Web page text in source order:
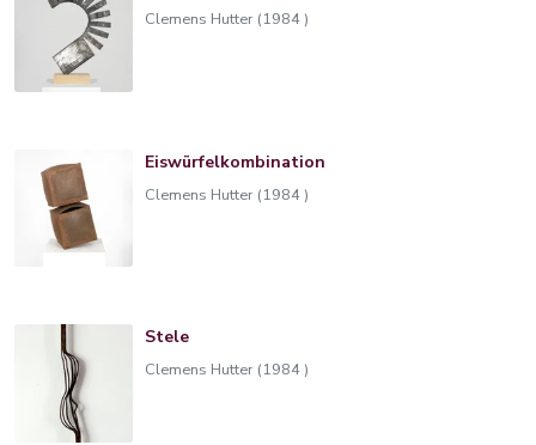
Clemens Hutter (1984 )
Eiswürfelkombination
Clemens Hutter (1984 )
Stele
Clemens Hutter (1984 )